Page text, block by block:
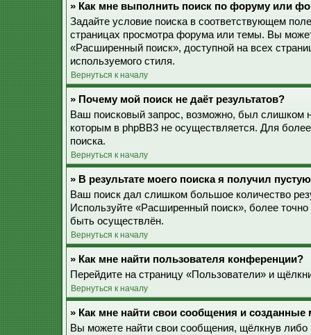
» Как мне выполнить поиск по форуму или
Задайте условие поиска в соответствующем
страницах просмотра форума или темы. Вы
«Расширенный поиск», доступной на всех
используемого стиля.
Вернуться к началу
» Почему мой поиск не даёт результатов?
Ваш поисковый запрос, возможно, был слишком
которым в phpBB3 не осуществляется. Для
поиска.
Вернуться к началу
» В результате моего поиска я получил
Ваш поиск дал слишком большое количество
Используйте «Расширенный поиск», более
быть осуществлён.
Вернуться к началу
» Как мне найти пользователя конференции?
Перейдите на страницу «Пользователи» и
Вернуться к началу
» Как мне найти свои сообщения и
Вы можете найти свои сообщения, щёлкнув